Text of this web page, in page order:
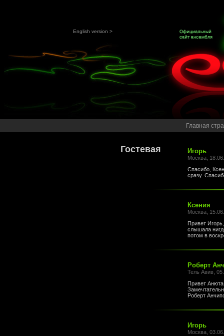
English version >
Главная
Гостевая Игорь
Москва,
Спасибо,
сразу.
Ксения
Москва,
Привет
слышала
потом в
Роберт
Тель Авив,
Привет
Роберт
Игорь
Москва,